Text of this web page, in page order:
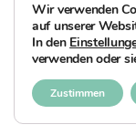
© 2026
Impressum
Wir verwenden
auf unserer
In den
verwenden oder
Zustimmen